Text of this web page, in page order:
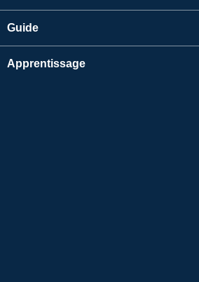
Guide
Apprentissage